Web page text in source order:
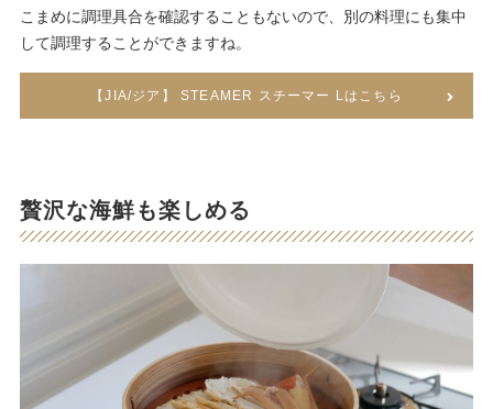
こまめに調理具合を確認することもないので、別の料理にも集中
して調理することができますね。
【JIA/ジア】 STEAMER スチーマー Lはこちら
贅沢な海鮮も楽しめる